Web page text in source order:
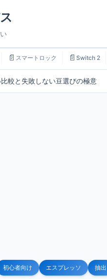
📄 スマートロック 📄 Switch 2
較と失敗しない豆選びの極意
初心者向け エスプレッソ 抽出